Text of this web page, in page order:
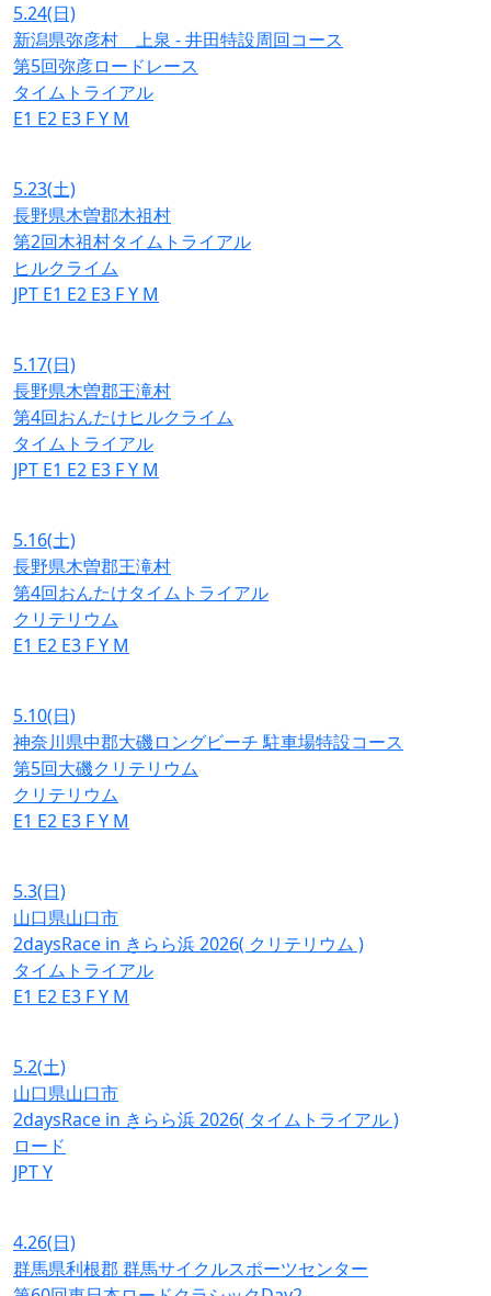
5.24(日)
新潟県弥彦村 上泉 - 井田特設周回コース
第5回弥彦ロードレース
タイムトライアル
E1 E2 E3 FY M
5.23(土)
長野県木曽郡木祖村
第2回木祖村タイムトライアル
ヒルクライム
JPT E1 E2 E3 FY M
5.17(日)
長野県木曽郡王滝村
第4回おんたけヒルクライム
タイムトライアル
JPT E1 E2 E3 FY M
5.16(土)
長野県木曽郡王滝村
第4回おんたけタイムトライアル
クリテリウム
E1 E2 E3 FY M
5.10(日)
神奈川県中郡大磯ロングビーチ 駐車場特設コース
第5回大磯クリテリウム
クリテリウム
E1 E2 E3 FY M
5.3(日)
山口県山口市
2daysRace in きらら浜 2026( クリテリウム )
タイムトライアル
E1 E2 E3 FY M
5.2(土)
山口県山口市
2daysRace in きらら浜 2026( タイムトライアル )
ロード
JPTY
4.26(日)
群馬県利根郡 群馬サイクルスポーツセンター